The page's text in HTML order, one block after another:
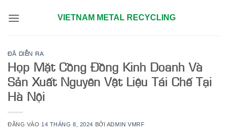
qua
VIETNAM METAL RECYCLING
ĐÃ DIỄN RA
Họp Mặt Cồng Đồng Kinh Doanh Và
Sản Xuất Nguyên Vật Liệu Tái Chế Tại
Hà Nội
ĐĂNG VÀO 14 THÁNG 8, 2024 BỞI ADMIN VMRF